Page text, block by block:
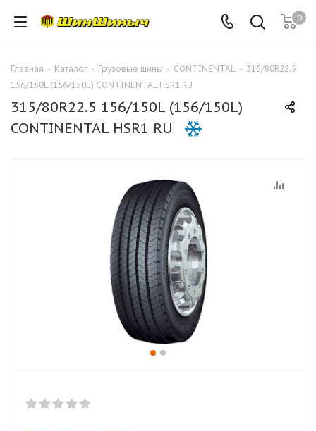
0
Главная - Каталог - Грузовые шины - CONTINENTAL - 315/80R22.5
156/150L (156/150L) CONTINENTAL HSR1 RU
315/80R22.5 156/150L (156/150L)
CONTINENTAL HSR1 RU